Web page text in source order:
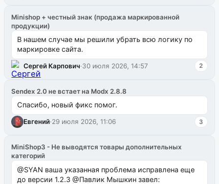
Minishop + честный знак (продажа маркированной
продукции)
В нашем случае мы решили убрать всю логику по
маркировке сайта.
Сергей Карпович·30 июля 2026, 14:57 2
Sendex 2.0 не встает на Modx 2.8.8
Спасибо, новый фикс помог.
Евгений·29 июля 2026, 11:06 3
MiniShop3 - Не выводятся товары дополнительных
категорий
@SYAN ваша указанная проблема исправлена еще
до версии 1.2.3 @Павлик Мышкин завел: